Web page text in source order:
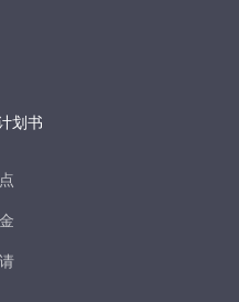
划书